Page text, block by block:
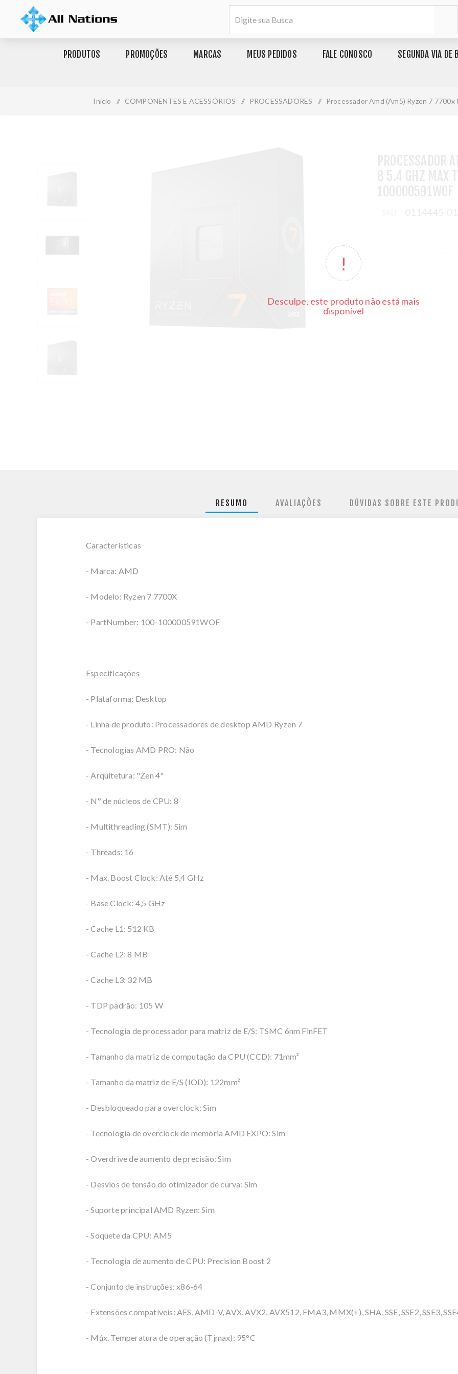
PRODUTOS PROMOÇÕES MARCAS MEUS PEDIDOS FALE CONOSCO SEGUNDA VIA DE
Início / COMPONENTES E ACESSÓRIOS / PROCESSADORES / Processador Amd (Am5) Ryzen 7
Desculpe, este produto não está mais
disponível
RESUMO AVALIAÇÕES DÚVIDAS SOBRE ESTE
Características
- Marca: AMD
- Modelo: Ryzen 7 7700X
- PartNumber: 100-100000591WOF
Especificações
- Plataforma: Desktop
- Linha de produto: Processadores de desktop AMD Ryzen 7
- Tecnologias AMD PRO: Não
- Arquitetura: "Zen 4"
- Nº de núcleos de CPU: 8
- Multithreading (SMT): Sim
- Threads: 16
- Max. Boost Clock: Até 5,4 GHz
- Base Clock: 4,5 GHz
- Cache L1: 512 KB
- Cache L2: 8 MB
- Cache L3: 32 MB
- TDP padrão: 105 W
- Tecnologia de processador para matriz de E/S: TSMC 6nm FinFET
- Tamanho da matriz de computação da CPU (CCD): 71mm²
- Tamanho da matriz de E/S (IOD): 122mm²
- Desbloqueado para overclock: Sim
- Tecnologia de overclock de memória AMD EXPO: Sim
- Overdrive de aumento de precisão: Sim
- Desvios de tensão do otimizador de curva: Sim
- Suporte principal AMD Ryzen: Sim
- Soquete da CPU: AM5
- Tecnologia de aumento de CPU: Precision Boost 2
- Conjunto de instruções: x86-64
- Extensões compatíveis: AES, AMD-V, AVX, AVX2, AVX512, FMA3, MMX(+), SHA, SSE, SSE2, SSE3,
- Máx. Temperatura de operação (Tjmax): 95°C